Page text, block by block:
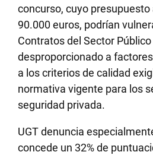
concurso, cuyo
90.000 euros, podrían
Contratos del Sector
desproporcionado a
a los criterios de calidad
normativa vigente para los
seguridad privada.
UGT denuncia
concede un 32% de